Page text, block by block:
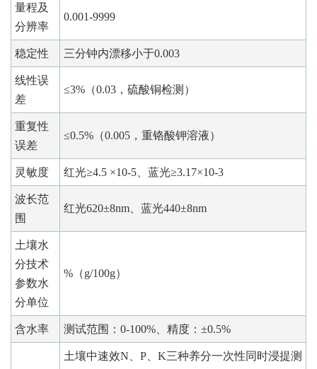
量程及
分辨率
0.001-9999
稳定性 三分钟内漂移小于0.003
线性误
差
≤3%（0.03，硫酸铜检测）
重复性
误差
≤0.5%（0.005，重铬酸钾溶液）
灵敏度 红光≥4.5 ×10-5、蓝光≥3.17×10-3
波长范
围
红光620±8nm、蓝光440±8nm
土壤水
分技术
参数水
分单位
%（g/100g）
含水率 测试范围：0-100%、精度：±0.5%
土壤中速效N、P、K三种养分一次性同时浸提测